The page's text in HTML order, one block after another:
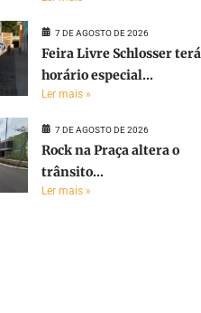
7 DE AGOSTO DE 2026
Feira Livre Schlosser terá
horário especial...
Ler mais »
7 DE AGOSTO DE 2026
Rock na Praça altera o
trânsito...
Ler mais »